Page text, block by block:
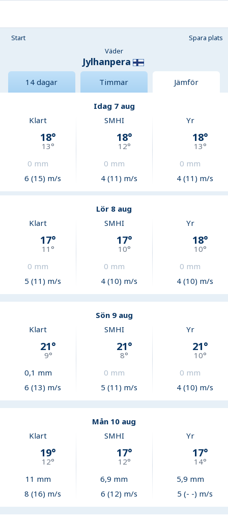
Start
Spara plats
Väder
Jylhanpera
14 dagar Timmar Jämför
Idag 7 aug
Klart
18°
13°
0 mm
6 (15) m/s
SMHI
18°
12°
0 mm
4 (11) m/s
Yr
18°
13°
0 mm
4 (11) m/s
Lör 8 aug
Klart
17°
11°
0 mm
5 (11) m/s
SMHI
17°
10°
0 mm
4 (10) m/s
Yr
18°
10°
0 mm
4 (10) m/s
Sön 9 aug
Klart
21°
9°
0,1 mm
6 (13) m/s
SMHI
21°
8°
0 mm
5 (11) m/s
Yr
21°
10°
0 mm
4 (10) m/s
Mån 10 aug
Klart
19°
12°
11 mm
8 (16) m/s
SMHI
17°
12°
6,9 mm
6 (12) m/s
Yr
17°
14°
5,9 mm
5 (- -) m/s